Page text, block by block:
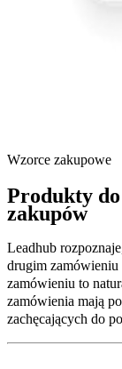
Wzorce zakupowe
Produkty
zakupów
Leadhub
drugim
zamówieniu to
zamówienia mają
zachęcających do